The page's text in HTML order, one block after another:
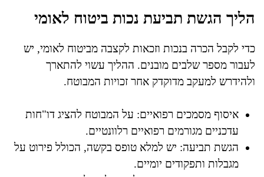
הליך הגשת תביעת נכות ביטוח לאומי
כדי לקבל הכרה בנכות וזכאות לקצבה מביטוח לאומי, יש
לעבור מספר שלבים מובנים. ההליך עשוי להתארך
ולהידרש למעקב מדוקדק אחר זכויות המבוטח.
איסוף מסמכים רפואיים: על המבוטח להציג דו"חות
עדכניים מגורמים רפואיים רלוונטיים.
הגשת תביעה: יש למלא טופס בקשה, הכולל פירוט על
מגבלות ותפקודים יומיים.